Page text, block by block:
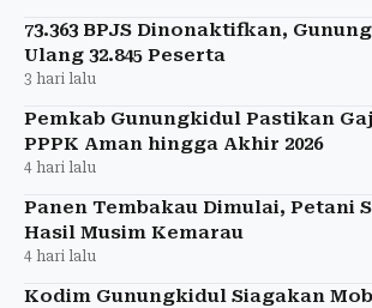
73.363 BPJS Dinonaktifkan,
Ulang 32.845 Peserta
3 hari lalu
Pemkab Gunungkidul Pastikan
PPPK Aman hingga Akhir 2026
4 hari lalu
Panen Tembakau Dimulai, Petani
Hasil Musim Kemarau
4 hari lalu
Kodim Gunungkidul Siagakan